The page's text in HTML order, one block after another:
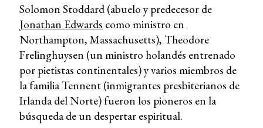
Solomon Stoddard (abuelo y predecesor de
Jonathan Edwards como ministro en
Northampton, Massachusetts), Theodore
Frelinghuysen (un ministro holandés entrenado
por pietistas continentales) y varios miembros de
la familia Tennent (inmigrantes presbiterianos de
Irlanda del Norte) fueron los pioneros en la
búsqueda de un despertar espiritual.